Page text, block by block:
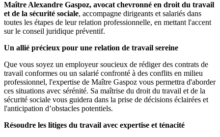
Maître Alexandre Gaspoz, avocat chevronné en droit du travail
et de la sécurité sociale, accompagne dirigeants et salariés dans
toutes les étapes de leur relation professionnelle, en mettant l'accent
sur le conseil juridique préventif.
Un allié précieux pour une relation de travail sereine
Que vous soyez un employeur soucieux de rédiger des contrats de
travail conformes ou un salarié confronté à des conflits en milieu
professionnel, l'expertise de Maître Gaspoz vous permettra d'aborder
ces situations avec sérénité. Sa maîtrise du droit du travail et de la
sécurité sociale vous guidera dans la prise de décisions éclairées et
l'anticipation d’obstacles potentiels.
Résoudre les litiges du travail avec expertise et ténacité